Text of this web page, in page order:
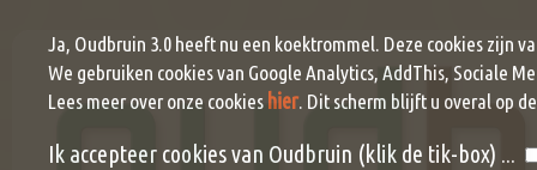
Ja, Oudbruin 3.0 heeft nu een koektrommel. Deze cookies zijn
We gebruiken cookies van Google Analytics, AddThis, Sociale
Lees meer over onze cookies hier. Dit scherm blijft u overal op
Ik accepteer cookies van Oudbruin (klik de tik-box) ...